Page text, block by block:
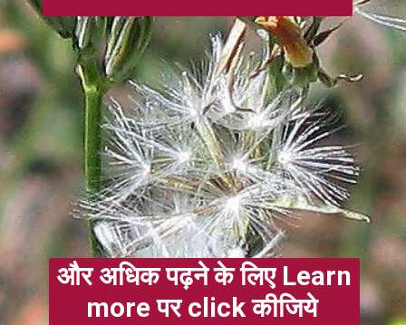
और अधिक पढ़ने के लिए Learn
more पर click कीजिये